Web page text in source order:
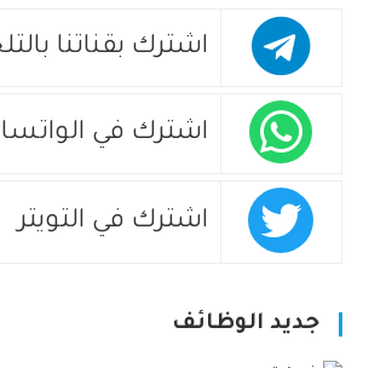
اشترك بقناتنا
اشترك في
اشترك في التويتر
جديد الوظائف